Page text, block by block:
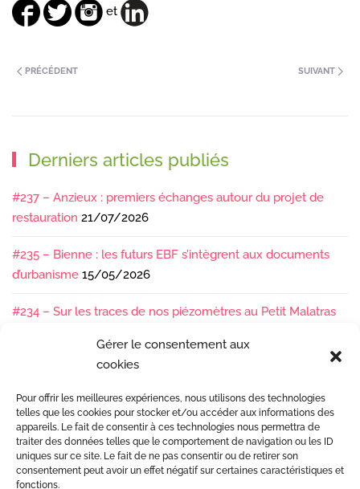
Gérer le consentement aux
cookies
Pour offrir les meilleures expériences, nous utilisons des technologies
telles que les cookies pour stocker et/ou accéder aux informations des
appareils. Le fait de consentir à ces technologies nous permettra de
traiter des données telles que le comportement de navigation ou les ID
uniques sur ce site. Le fait de ne pas consentir ou de retirer son
consentement peut avoir un effet négatif sur certaines caractéristiques et
fonctions.
et
PRÉCÉDENT SUIVANT
Derniers articles publiés
#237 – Anzieux : premiers échanges autour du projet de
restauration 21/07/2026
#235 – Bienne : les futurs EBF s’intègrent aux documents
d’urbanisme 15/05/2026
#234 – Sur les traces de nos piézomètres au Petit Malatras
#233 – Les sédiments, ça se suit en équipe !
#232 – Sur le terrain avec l’Isère : ça bouge sous nos pieds !
07/04/2026